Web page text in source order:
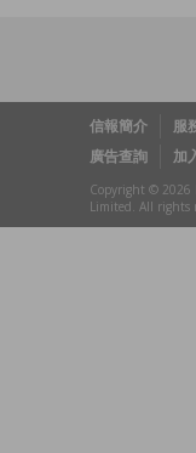
信報簡介 服
廣告查詢
加
Copyright © 2026
Limited. All rights